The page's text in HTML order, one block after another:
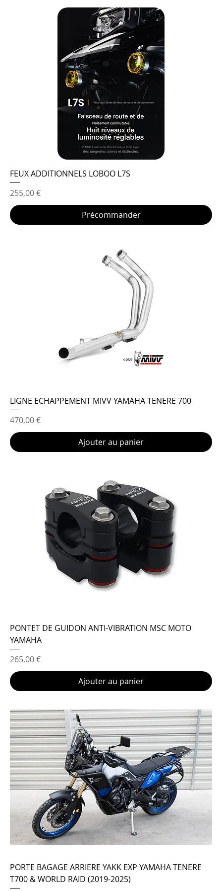
FEUX ADDITIONNELS LOBOO L7S
Prix
255,00 €
Précommander
LIGNE ECHAPPEMENT MIVV YAMAHA TENERE 700
Prix
470,00 €
Ajouter au panier
PONTET DE GUIDON ANTI-VIBRATION MSC MOTO
YAMAHA
Prix
265,00 €
Ajouter au panier
PORTE BAGAGE ARRIERE YAKK EXP YAMAHA TENERE
T700 & WORLD RAID (2019-2025)